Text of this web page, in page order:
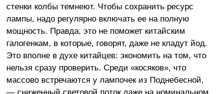
стенки колбы темнеют. Чтобы сохранить ресурс
лампы, надо регулярно включать ее на полную
мощность. Правда, это не поможет китайским
галогенкам, в которые, говорят, даже не кладут йод.
Это вполне в духе китайцев: экономить на том, что
нельзя сразу проверить. Среди «косяков», что
массово встречаются у лампочек из Поднебесной,